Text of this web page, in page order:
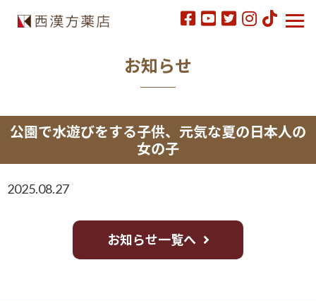
お知らせ
公園で水遊びをする子供、元気な夏の日本人の
女の子
2025.08.27
お知らせ一覧へ